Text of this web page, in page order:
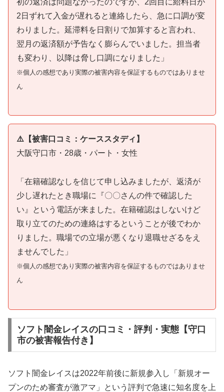
2日ずれて入金が遅れると連絡したら、急に口調が変
わりました。延滞料を日割りで加算すると言われ、
翌月の返済額が予告なく膨らんでいました。担当者
も変わり、以降は脅し口調になりました」
※個人の感想であり実際の被害内容を保証するものではありませ
ん
⚠️【被害口コミ：ケーススタディ】
大阪守口市・28歳・パート・女性
「在籍確認なしを信じて申し込みましたが、返済が
少し遅れたとき職場に『〇〇さんの件で確認した
い』という電話が来ました。在籍確認はしないけど
取り立てのための連絡はするということが後でわか
りました。職場での立場が悪くなり退職せざるをえ
ませんでした」
※個人の感想であり実際の被害内容を保証するものではありませ
ん
ソフト闇金レイスの口コミ・評判・実態【守口
市の被害報告付き】
ソフト闇金レイスは2022年前後に新規参入し「新規オー
プンのため審査が激アマ」という評判で急速に知名度を上